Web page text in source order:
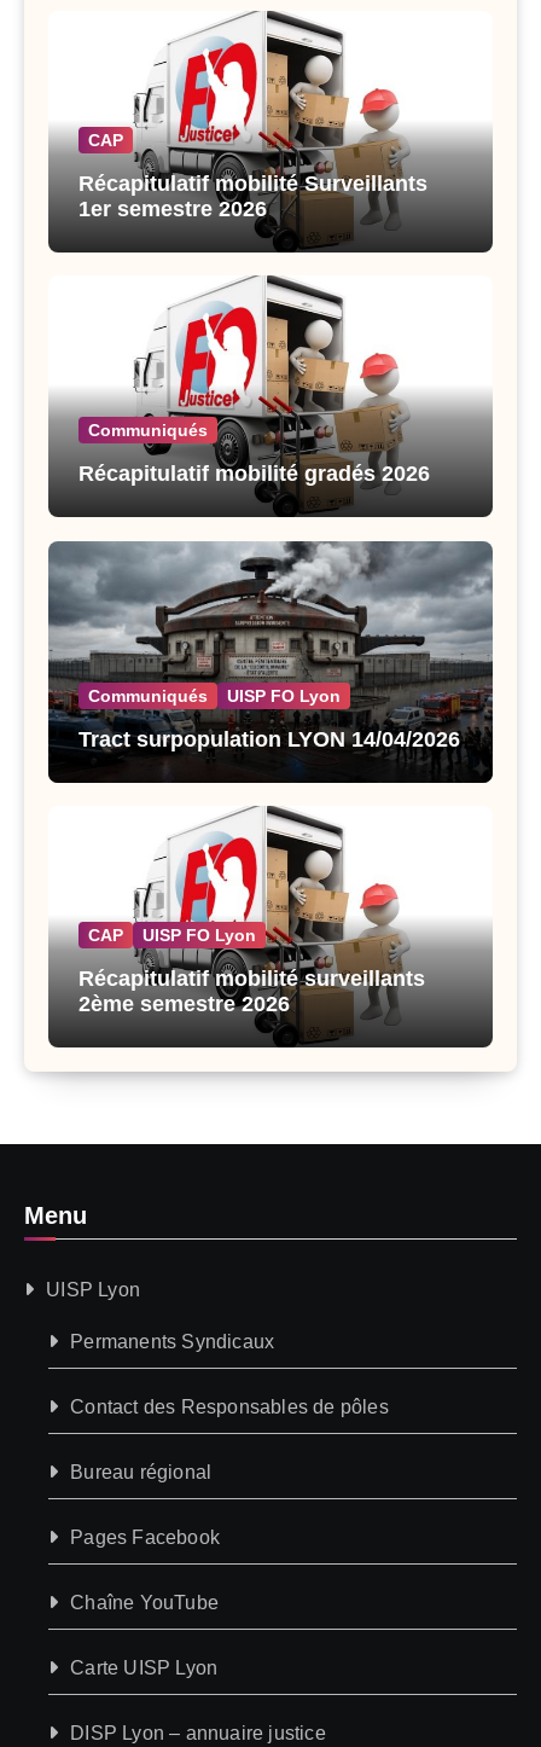
CAP
Récapitulatif mobilité Surveillants
1er semestre 2026
Communiqués
Récapitulatif mobilité gradés 2026
Communiqués UISP FO Lyon
Tract surpopulation LYON 14/04/2026
CAP UISP FO Lyon
Récapitulatif mobilité surveillants
2ème semestre 2026
Menu
UISP Lyon
Permanents Syndicaux
Contact des Responsables de pôles
Bureau régional
Pages Facebook
Chaîne YouTube
Carte UISP Lyon
DISP Lyon – annuaire justice